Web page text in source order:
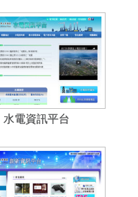
水電資訊平台